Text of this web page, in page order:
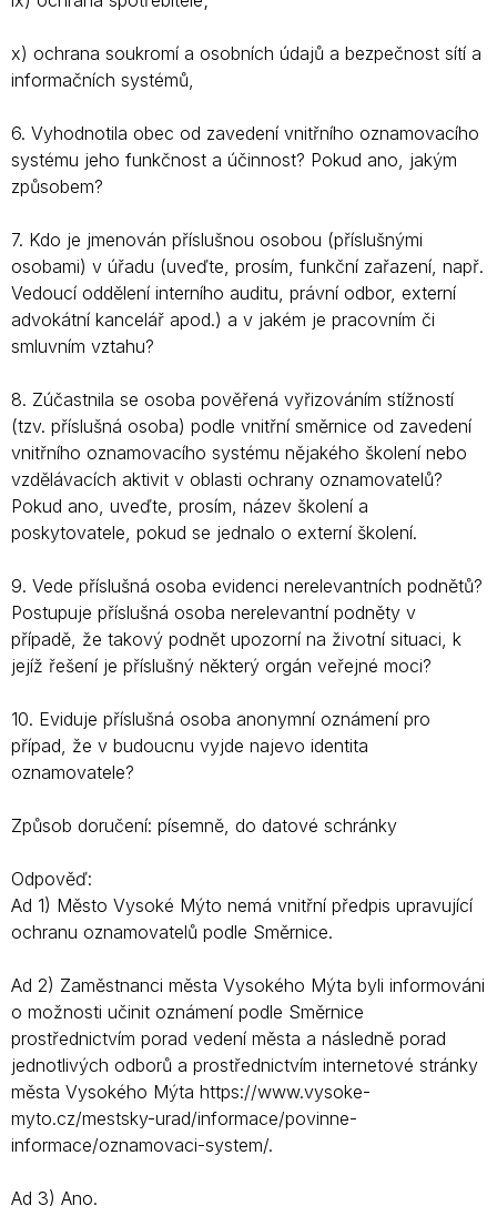
x) ochrana soukromí a osobních údajů a bezpečnost sítí a
informačních systémů,
6. Vyhodnotila obec od zavedení vnitřního oznamovacího
systému jeho funkčnost a účinnost? Pokud ano, jakým
způsobem?
7. Kdo je jmenován příslušnou osobou (příslušnými
osobami) v úřadu (uveďte, prosím, funkční zařazení, např.
Vedoucí oddělení interního auditu, právní odbor, externí
advokátní kancelář apod.) a v jakém je pracovním či
smluvním vztahu?
8. Zúčastnila se osoba pověřená vyřizováním stížností
(tzv. příslušná osoba) podle vnitřní směrnice od zavedení
vnitřního oznamovacího systému nějakého školení nebo
vzdělávacích aktivit v oblasti ochrany oznamovatelů?
Pokud ano, uveďte, prosím, název školení a
poskytovatele, pokud se jednalo o externí školení.
9. Vede příslušná osoba evidenci nerelevantních podnětů?
Postupuje příslušná osoba nerelevantní podněty v
případě, že takový podnět upozorní na životní situaci, k
jejíž řešení je příslušný některý orgán veřejné moci?
10. Eviduje příslušná osoba anonymní oznámení pro
případ, že v budoucnu vyjde najevo identita
oznamovatele?
Způsob doručení: písemně, do datové schránky
Odpověď:
Ad 1) Město Vysoké Mýto nemá vnitřní předpis upravující
ochranu oznamovatelů podle Směrnice.
Ad 2) Zaměstnanci města Vysokého Mýta byli informováni
o možnosti učinit oznámení podle Směrnice
prostřednictvím porad vedení města a následně porad
jednotlivých odborů a prostřednictvím internetové stránky
města Vysokého Mýta https://www.vysoke-
myto.cz/mestsky-urad/informace/povinne-
informace/oznamovaci-system/.
Ad 3) Ano.